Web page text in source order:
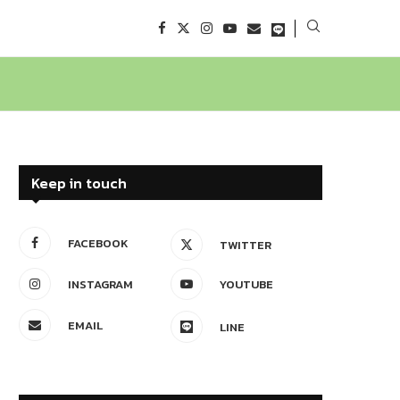
Keep in touch
FACEBOOK TWITTER
INSTAGRAM YOUTUBE
EMAIL LINE